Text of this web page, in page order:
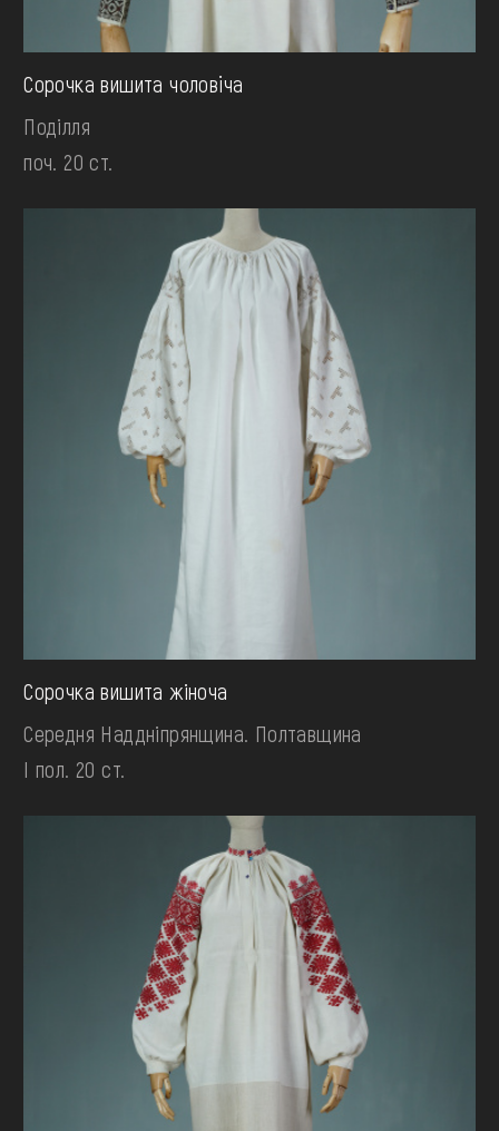
Сорочка вишита чоловiча
Поділля
поч. 20 ст.
Сорочка вишита жіноча
Середня Наддніпрянщина. Полтавщина
І пол. 20 ст.